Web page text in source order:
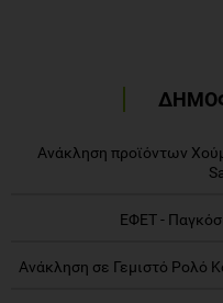
Ανάκληση προϊόντων
ΕΦΕΤ -
Ανάκληση σε Γεμιστό Ρολό